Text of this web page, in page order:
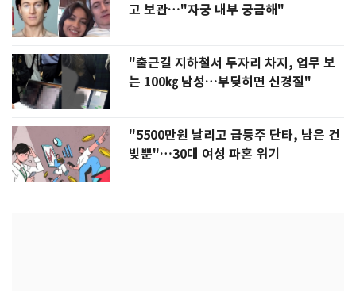
고 보관…"자궁 내부 궁금해"
"출근길 지하철서 두자리 차지, 업무 보
는 100㎏ 남성…부딪히면 신경질"
"5500만원 날리고 급등주 단타, 남은 건
빚뿐"…30대 여성 파혼 위기